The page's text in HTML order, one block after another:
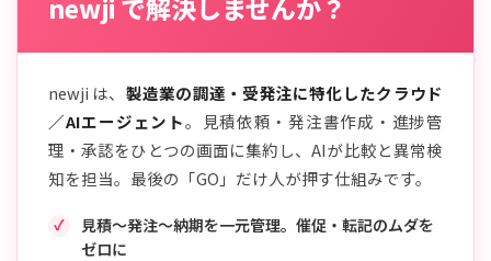
newji は、 製造業の調達・受発注に特化したクラウド
／AIエージェント。見積依頼・発注書作成・進捗管
理・承認をひとつの画面に集約し、AIが比較と異常検
知を担当。最後の「GO」だけ人が押す仕組みです。
見積〜発注〜納期を一元管理。催促・転記のムダを
ゼロに